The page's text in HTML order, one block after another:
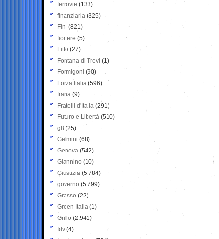
ferrovie (133)
finanziaria (325)
Fini (821)
fioriere (5)
Fitto (27)
Fontana di Trevi (1)
Formigoni (90)
Forza Italia (596)
frana (9)
Fratelli d'Italia (291)
Futuro e Libertà (510)
g8 (25)
Gelmini (68)
Genova (542)
Giannino (10)
Giustizia (5.784)
governo (5.799)
Grasso (22)
Green Italia (1)
Grillo (2.941)
Idv (4)